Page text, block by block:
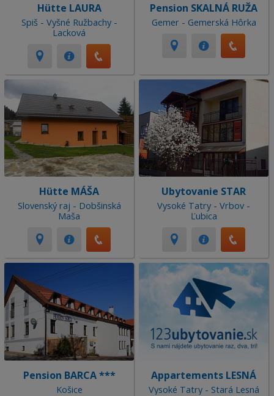
Hütte LAURA
Spiš - Vyšné Ružbachy -
Lacková
Pension SKALNÁ RUŽA
Gemer - Gemerská Hôrka
Hütte MÁŠA
Slovenský raj - Dobšinská
Maša
Ubytovanie STAR
Vysoké Tatry - Vrbov -
Ľubica
Pension BARCA ***
Košice
Appartements LESNÁ
Vysoké Tatry - Stará Lesná